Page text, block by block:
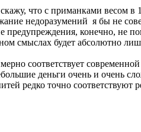
что с приманками весом в
недоразумений я бы не
предупреждения, конечно, не
смыслах будет абсолютно
соответствует
деньги очень и очень
редко точно соответствуют